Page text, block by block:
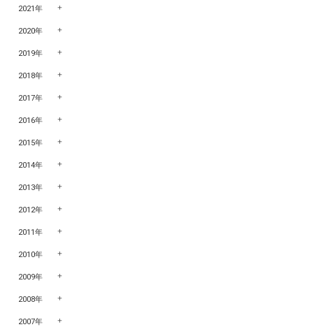
2021年
2020年
2019年
2018年
2017年
2016年
2015年
2014年
2013年
2012年
2011年
2010年
2009年
2008年
2007年